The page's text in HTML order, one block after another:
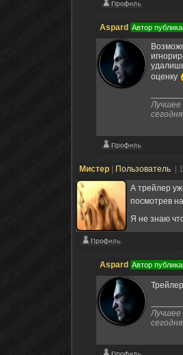
Aspard Автор
оценку
Лучшее
Мистер Пользователь
|
А трейлер
посмотрев
Я не знаю
Aspard Автор
Лучшее